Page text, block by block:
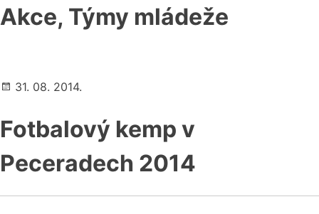
Akce, Týmy mládeže
31. 08. 2014.
Fotbalový kemp v
Peceradech 2014